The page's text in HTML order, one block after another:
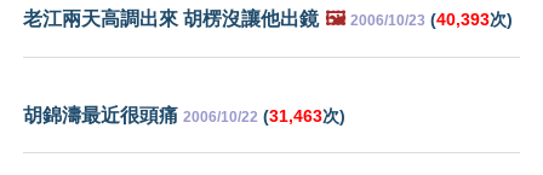
老江兩天高調出來 胡楞沒讓他出鏡 🖼️ 2006/10/23 (40,393次)
胡錦濤最近很頭痛 2006/10/22 (31,463次)